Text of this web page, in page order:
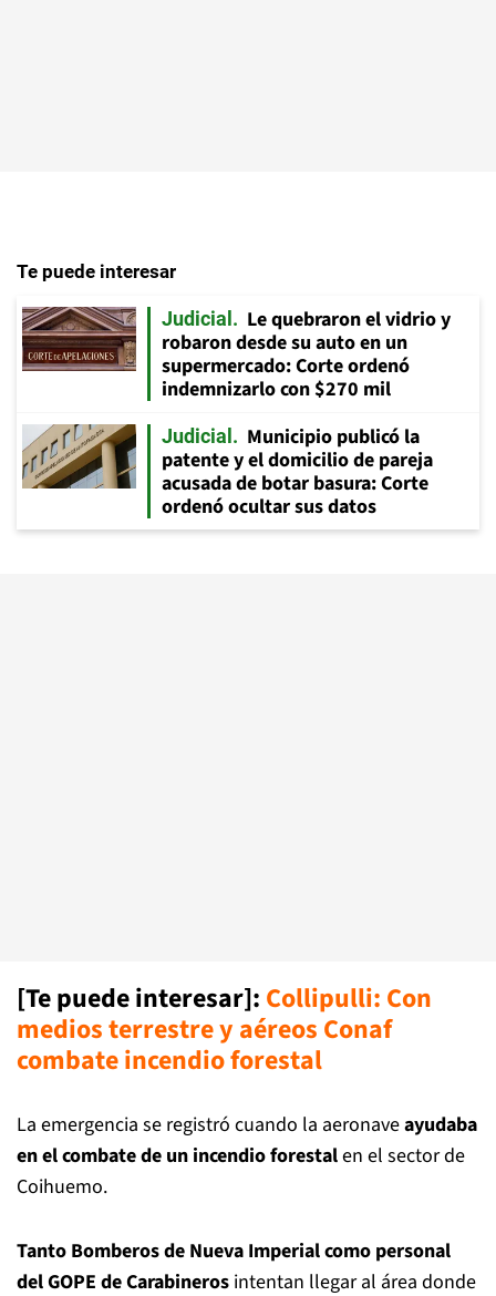
Te puede interesar
Judicial
Le quebraron el vidrio y
robaron desde su auto en un
supermercado: Corte ordenó
indemnizarlo con $270 mil
Judicial
Municipio publicó la
patente y el domicilio de pareja
acusada de botar basura: Corte
ordenó ocultar sus datos
[Te puede interesar]: Collipulli: Con
medios terrestre y aéreos Conaf
combate incendio forestal
La emergencia se registró cuando la aeronaveayudaba
en el combate de un incendio forestalen el sector de
Coihuemo.
Tanto Bomberos de Nueva Imperial como personal
del GOPE de Carabineros intentan llegar al área donde